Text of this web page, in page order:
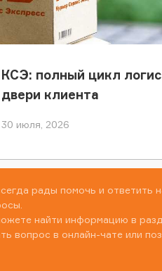
КСЭ: полный цикл
двери клиента
30 июля, 2026
рады помочь и ответить
найти информацию в
вопрос в онлайн-чате или